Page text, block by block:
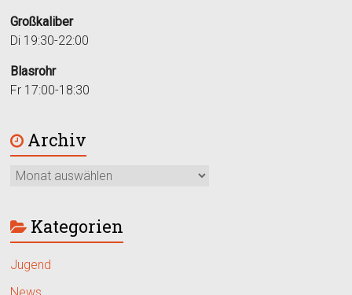
Großkaliber
Di 19:30-22:00
Blasrohr
Fr 17:00-18:30
Archiv
Kategorien
Jugend